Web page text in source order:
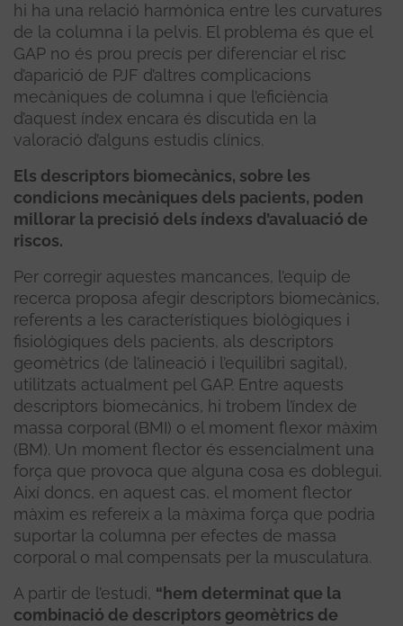
hi ha una relació harmònica entre les curvatures
de la columna i la pelvis. El problema és que el
GAP no és prou precís per diferenciar el risc
d’aparició de PJF d’altres complicacions
mecàniques de columna i que l’eficiència
d’aquest índex encara és discutida en la
valoració d’alguns estudis clínics.
Els descriptors biomecànics, sobre les
condicions mecàniques dels pacients, poden
millorar la precisió dels índexs d’avaluació de
riscos.
Per corregir aquestes mancances, l’equip de
recerca proposa afegir descriptors biomecànics,
referents a les característiques biològiques i
fisiològiques dels pacients, als descriptors
geomètrics (de l’alineació i l’equilibri sagital),
utilitzats actualment pel GAP. Entre aquests
descriptors biomecànics, hi trobem l’índex de
massa corporal (BMI) o el moment flexor màxim
(BM). Un moment flector és essencialment una
força que provoca que alguna cosa es doblegui.
Així doncs, en aquest cas, el moment flector
màxim es refereix a la màxima força que podria
suportar la columna per efectes de massa
corporal o mal compensats per la musculatura.
A partir de l’estudi, “hem determinat que la
combinació de descriptors geomètrics de